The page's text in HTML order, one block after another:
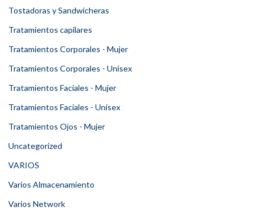
Tostadoras y Sandwicheras
Tratamientos capilares
Tratamientos Corporales - Mujer
Tratamientos Corporales - Unisex
Tratamientos Faciales - Mujer
Tratamientos Faciales - Unisex
Tratamientos Ojos - Mujer
Uncategorized
VARIOS
Varios Almacenamiento
Varios Network